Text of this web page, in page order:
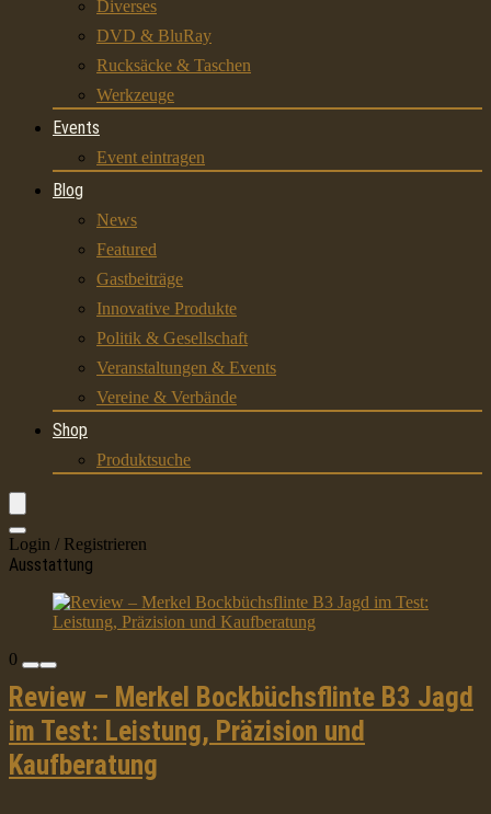
Diverses
DVD & BluRay
Rucksäcke & Taschen
Werkzeuge
Events
Event eintragen
Blog
News
Featured
Gastbeiträge
Innovative Produkte
Politik & Gesellschaft
Veranstaltungen & Events
Vereine & Verbände
Shop
Produktsuche
Login / Registrieren
Ausstattung
0
Review – Merkel Bockbüchsflinte B3 Jagd
im Test: Leistung, Präzision und
Kaufberatung